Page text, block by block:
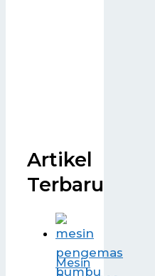
Artikel
Terbaru
Mesin